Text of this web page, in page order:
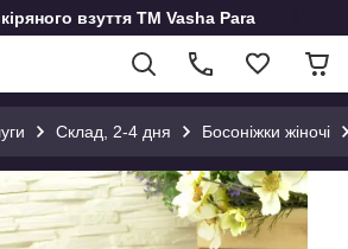
взуття ТМ Vasha Para
Склад, 2-4 дня Босоніжки жіночі